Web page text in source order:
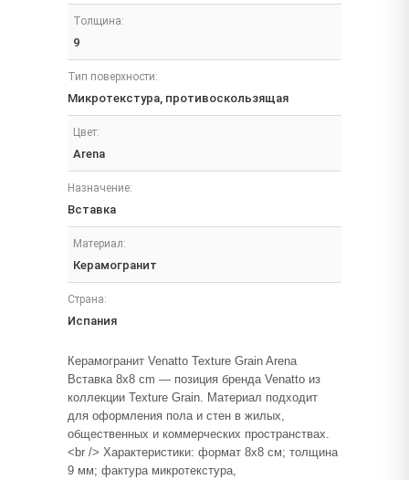
Толщина:
9
Тип поверхности:
Микротекстура, противоскользящая
Цвет:
Arena
Назначение:
Вставка
Материал:
Керамогранит
Страна:
Испания
Керамогранит Venatto Texture Grain Arena
Вставка 8x8 cm — позиция бренда Venatto из
коллекции Texture Grain. Материал подходит
для оформления пола и стен в жилых,
общественных и коммерческих пространствах.
<br /> Характеристики: формат 8x8 см; толщина
9 мм; фактура микротекстура,